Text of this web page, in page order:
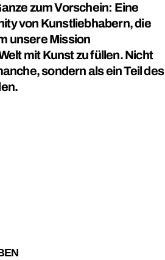
zum Vorschein: Eine
von Kunstliebhabern, die
unsere Mission
mit Kunst zu füllen. Nicht
sondern als ein Teil des